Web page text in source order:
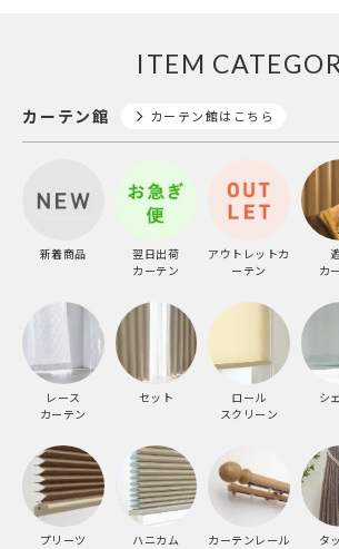
ITEM
カーテン館 カーテン館はこちら
新着商品
翌日出荷
カーテン
アウトレットカ
ーテン
カ
レース
カーテン
セット
ロール
スクリーン
シ
プリーツ
ハニカム
カーテンレール タ